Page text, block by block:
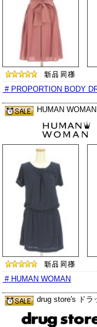
# PROPORTION BODY
HUMAN
# HUMAN WOMAN
drug store's ドラ